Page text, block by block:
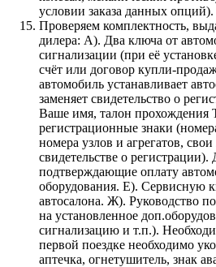
условии заказа данных опций).
Проверяем комплектность,
дилера: А). Два ключа от
сигнализации (при её
счёт или договор купли-
автомобиль устанавливает
заменяет свидетельство о
Ваше имя, талон прохождения
регистрационные знаки
номера узлов и агрегатов,
свидетельстве о
подтверждающие оплату
оборудования. Е). Сервисную
автосалона. Ж). Руководство
на установленное
сигнализацию и т.п.).
первой поездке необходимо
аптечка, огнетушитель, знак